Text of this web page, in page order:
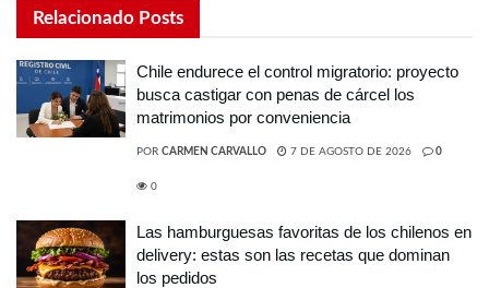
Relacionado Posts
Chile endurece el control migratorio: proyecto
busca castigar con penas de cárcel los
matrimonios por conveniencia
POR CARMEN CARVALLO 7 DE AGOSTO DE 2026 0
0
Las hamburguesas favoritas de los chilenos en
delivery: estas son las recetas que dominan
los pedidos